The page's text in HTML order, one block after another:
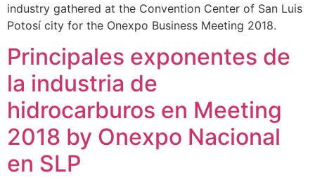
industry gathered at the Convention Center of San Luis
Potosí city for the Onexpo Business Meeting 2018.
Principales exponentes de
la industria de
hidrocarburos en Meeting
2018 by Onexpo Nacional
en SLP